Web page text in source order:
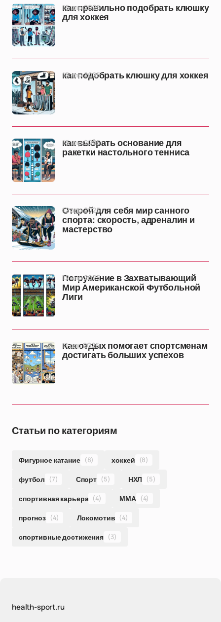
как правильно подобрать клюшку
для хоккея
15 апр 2025
как подобрать клюшку для хоккея
15 апр 2025
как выбрать основание для
ракетки настольного тенниса
15 апр 2025
Открой для себя мир санного
спорта: скорость, адреналин и
мастерство
12 апр 2025
Погружение в Захватывающий
Мир Американской Футбольной
Лиги
12 апр 2025
Как отдых помогает спортсменам
достигать больших успехов
11 апр 2025
Статьи по категориям
Фигурное катание (8) хоккей (8)
футбол (7) Спорт (5) НХЛ (5)
спортивная карьера (4) ММА (4)
прогноз (4) Локомотив (4)
спортивные достижения (3)
health-sport.ru